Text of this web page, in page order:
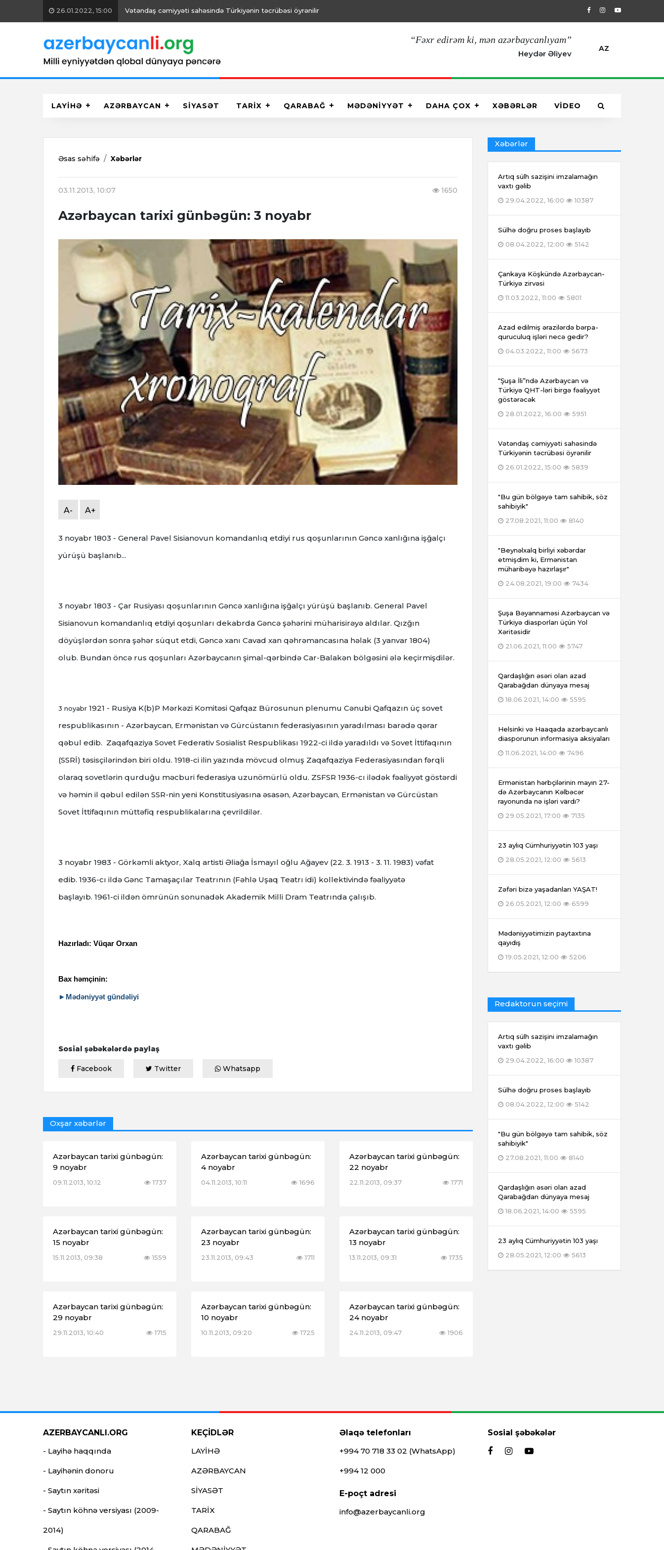
26.01.2022, 15:00 Vətəndaş cəmiyyəti sahəsində Türkiyənin təcrübəsi öyrənilir 29.04.2022, 16:00 Artıq sülh
“Fəxr edirəm ki, mən azərbaycanlıyam”
Heydər Əliyev
AZ
LAYİHƏ AZƏRBAYCAN SİYASƏT TARİX QARABAĞ MƏDƏNİYYƏT DAHA ÇOX XƏBƏRLƏR VİDEO
Əsas səhifə Xəbərlər
03.11.2013, 10:07 1650
Azərbaycan tarixi günbəgün: 3 noyabr
A- A+
3 noyabr 1803 - General Pavel Sisianovun komandanlıq etdiyi rus qoşunlarının Gəncə xanlığına işğalçı
yürüşü başlanıb...
3 noyabr 1803 - Çar Rusiyası qoşunlarının Gəncə xanlığına işğalçı yürüşü başlanıb. General Pavel
Sisianovun komandanlıq etdiyi qoşunları dekabrda Gəncə şəhərini müharisirəyə aldılar. Qızğın
döyüşlərdən sonra şəhər süqut etdi, Gəncə xanı Cavad xan qəhrəmancasına həlak (3 yanvar 1804)
olub. Bundan öncə rus qoşunları Azərbaycanın şimal-qərbində Car-Balakən bölgəsini ələ keçirmişdilər.
3 noyabr 1921 - Rusiya K(b)P Mərkəzi Komitəsi Qafqaz Bürosunun plenumu Cənubi Qafqazın üç sovet
respublikasının - Azərbaycan, Ermənistan və Gürcüstanın federasiyasının yaradılması barədə qərar
qəbul edib. Zaqafqaziya Sovet Federativ Sosialist Respublikası 1922-ci ildə yaradıldı və Sovet İttifaqının
(SSRİ) təsisçilərindən biri oldu. 1918-ci ilin yazında mövcud olmuş Zaqafqaziya Federasiyasından fərqli
olaraq sovetlərin qurduğu məcburi federasiya uzunömürlü oldu. ZSFSR 1936-cı ilədək fəaliyyət göstərdi
və həmin il qəbul edilən SSR-nin yeni Konstitusiyasına əsasən, Azərbaycan, Ermənistan və Gürcüstan
Sovet İttifaqının müttəfiq respublikalarına çevrildilər.
3 noyabr 1983 - Görkəmli aktyor, Xalq artisti Əliağa İsmayıl oğlu Ağayev (22. 3. 1913 - 3. 11. 1983) vəfat
edib. 1936-cı ildə Gənc Tamaşaçılar Teatrının (Fəhlə Uşaq Teatrı idi) kollektivində fəaliyyətə
başlayıb. 1961-ci ildən ömrünün sonunadək Akademik Milli Dram Teatrında çalışıb.
Hazırladı: Vüqar Orxan
Bax həmçinin:
►Mədəniyyət gündəliyi
Sosial şəbəkələrdə paylaş
Facebook Twitter Whatsapp
Oxşar xəbərlər
Azərbaycan tarixi günbəgün:
9 noyabr
09.11.2013, 10:12 1737
Azərbaycan tarixi günbəgün:
4 noyabr
04.11.2013, 10:11 1696
Azərbaycan tarixi günbəgün:
22 noyabr
22.11.2013, 09:37 1771
Azərbaycan tarixi günbəgün:
15 noyabr
15.11.2013, 09:38 1559
Azərbaycan tarixi günbəgün:
23 noyabr
23.11.2013, 09:43 1711
Azərbaycan tarixi günbəgün:
13 noyabr
13.11.2013, 09:31 1735
Azərbaycan tarixi günbəgün:
29 noyabr
29.11.2013, 10:40 1715
Azərbaycan tarixi günbəgün:
10 noyabr
10.11.2013, 09:20 1725
Azərbaycan tarixi günbəgün:
24 noyabr
24.11.2013, 09:47 1906
Xəbərlər
Artıq sülh sazişini imzalamağın
vaxtı gəlib
29.04.2022, 16:00
10387
Sülhə doğru proses başlayıb
08.04.2022, 12:00
5142
Çankaya Köşkündə Azərbaycan-
Türkiyə zirvəsi
11.03.2022, 11:00
5801
Azad edilmiş ərazilərdə bərpa-
quruculuq işləri necə gedir?
04.03.2022, 11:00
5673
“Şuşa İli”ndə Azərbaycan və
Türkiyə QHT-ləri birgə fəaliyyət
göstərəcək
28.01.2022, 16:00
5951
Vətəndaş cəmiyyəti sahəsində
Türkiyənin təcrübəsi öyrənilir
26.01.2022, 15:00
5839
"Bu gün bölgəyə tam sahibik, söz
sahibiyik"
27.08.2021, 11:00
8140
"Beynəlxalq birliyi xəbərdar
etmişdim ki, Ermənistan
müharibəyə hazırlaşır"
24.08.2021, 19:00
7434
Şuşa Bəyannaməsi Azərbaycan və
Türkiyə diasporları üçün Yol
Xəritəsidir
21.06.2021, 11:00
5747
Qardaşlığın əsəri olan azad
Qarabağdan dünyaya mesaj
18.06.2021, 14:00
5595
Helsinki və Haaqada azərbaycanlı
diasporunun informasiya aksiyaları
11.06.2021, 14:00
7496
Ermənistan hərbçilərinin mayın 27-
də Azərbaycanın Kəlbəcər
rayonunda nə işləri vardı?
29.05.2021, 17:00
7135
23 aylıq Cümhuriyyətin 103 yaşı
28.05.2021, 12:00
5613
Zəfəri bizə yaşadanları YAŞAT!
26.05.2021, 12:00
6599
Mədəniyyətimizin paytaxtına
qayıdış
19.05.2021, 12:00
5206
Redaktorun seçimi
Artıq sülh sazişini imzalamağın
vaxtı gəlib
29.04.2022, 16:00
10387
Sülhə doğru proses başlayıb
08.04.2022, 12:00
5142
"Bu gün bölgəyə tam sahibik, söz
sahibiyik"
27.08.2021, 11:00
8140
Qardaşlığın əsəri olan azad
Qarabağdan dünyaya mesaj
18.06.2021, 14:00
5595
23 aylıq Cümhuriyyətin 103 yaşı
28.05.2021, 12:00
5613
AZERBAYCANLI.ORG
- Layihə haqqında
- Layihənin donoru
- Saytın xəritəsi
- Saytın köhnə versiyası (2009-
2014)
KEÇİDLƏR
LAYİHƏ
AZƏRBAYCAN
SİYASƏT
TARİX
QARABAĞ
Əlaqə telefonları
+994 70 718 33 02 (WhatsApp)
+994 12 000
E-poçt adresi
info@azerbaycanli.org
Sosial şəbəkələr